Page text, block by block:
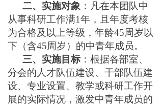
二、 实施对象 ：凡在本团队中
从事科研工作满1年 ，且年度考核
为合格及以上等级，年龄45周岁以
下 （含45周岁） 的中青年成员。
三、 实施目标：根据各部室、
分会的人才队伍建设、干部队伍建
设、专业设置、教学或科研工作开
展的实际情况 ，激发中青年成员的